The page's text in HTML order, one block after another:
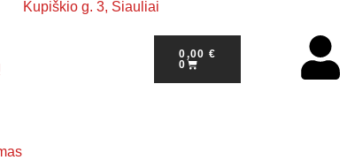
Kupiškio g. 3, Šiauliai
0,00 €
0